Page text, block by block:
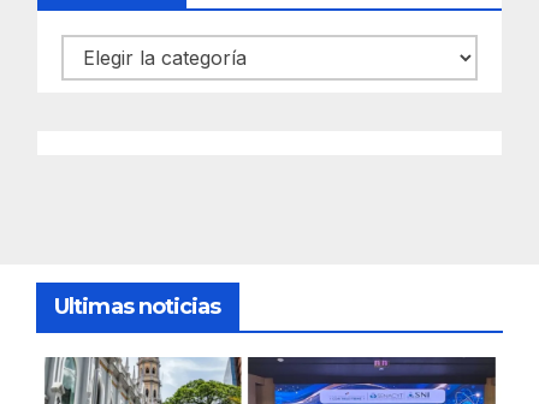
Categorías
Ultimas noticias